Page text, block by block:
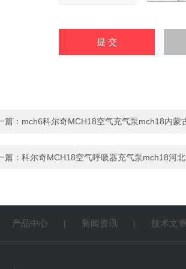
篇： mch6科尔奇MCH18空气充气泵mch18内蒙
篇： 科尔奇MCH18空气呼吸器充气泵mch18河
产品中心 | 新闻资讯 | 技术文章